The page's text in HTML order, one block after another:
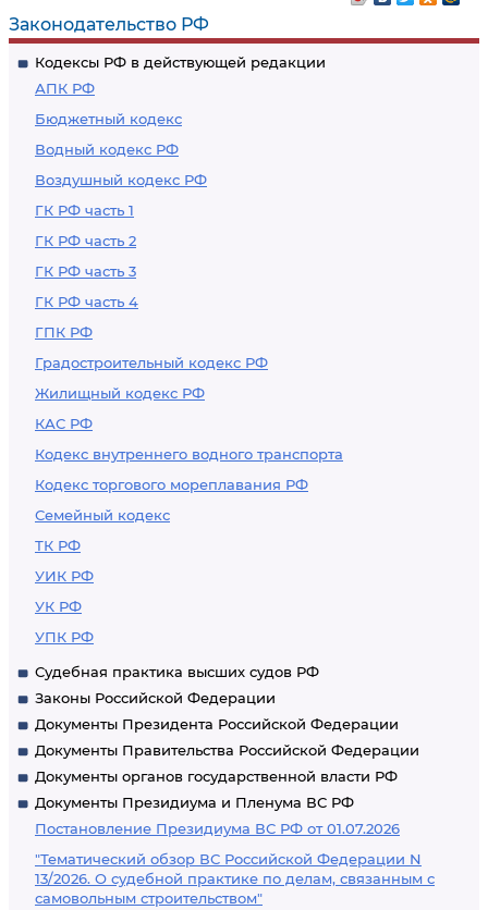
Законодательство РФ
Кодексы РФ в действующей редакции
АПК РФ
Бюджетный кодекс
Водный кодекс РФ
Воздушный кодекс РФ
ГК РФ часть 1
ГК РФ часть 2
ГК РФ часть 3
ГК РФ часть 4
ГПК РФ
Градостроительный кодекс РФ
Жилищный кодекс РФ
КАС РФ
Кодекс внутреннего водного транспорта
Кодекс торгового мореплавания РФ
Семейный кодекс
ТК РФ
УИК РФ
УК РФ
УПК РФ
Судебная практика высших судов РФ
Законы Российской Федерации
Документы Президента Российской Федерации
Документы Правительства Российской Федерации
Документы органов государственной власти РФ
Документы Президиума и Пленума ВС РФ
Постановление Президиума ВС РФ от 01.07.2026
"Тематический обзор ВС Российской Федерации N
13/2026. О судебной практике по делам, связанным с
самовольным строительством"
антимонопольного
законодательства